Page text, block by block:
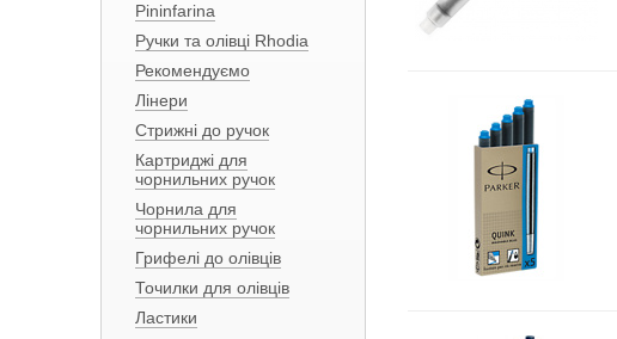
Pininfarina
Ручки та олівці Rhodia
Рекомендуємо
Лінери
Стрижні до ручок
Картриджі для
чорнильних ручок
Чорнила для
чорнильних ручок
Грифелі до олівців
Точилки для олівців
Ластики